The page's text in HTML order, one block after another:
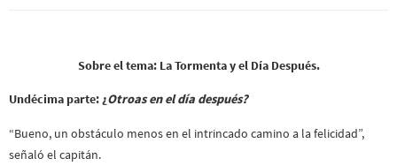
Sobre el tema: La Tormenta y el Día Después.
Undécima parte: ¿Otroas en el día después?
“Bueno, un obstáculo menos en el intrincado camino a la felicidad”,
señaló el capitán.